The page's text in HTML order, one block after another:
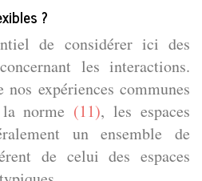
?
de considérer ici des
les interactions.
expériences communes
norme (11), les espaces
un ensemble de
de celui des espaces